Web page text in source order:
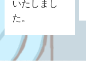
いたしまし
た。